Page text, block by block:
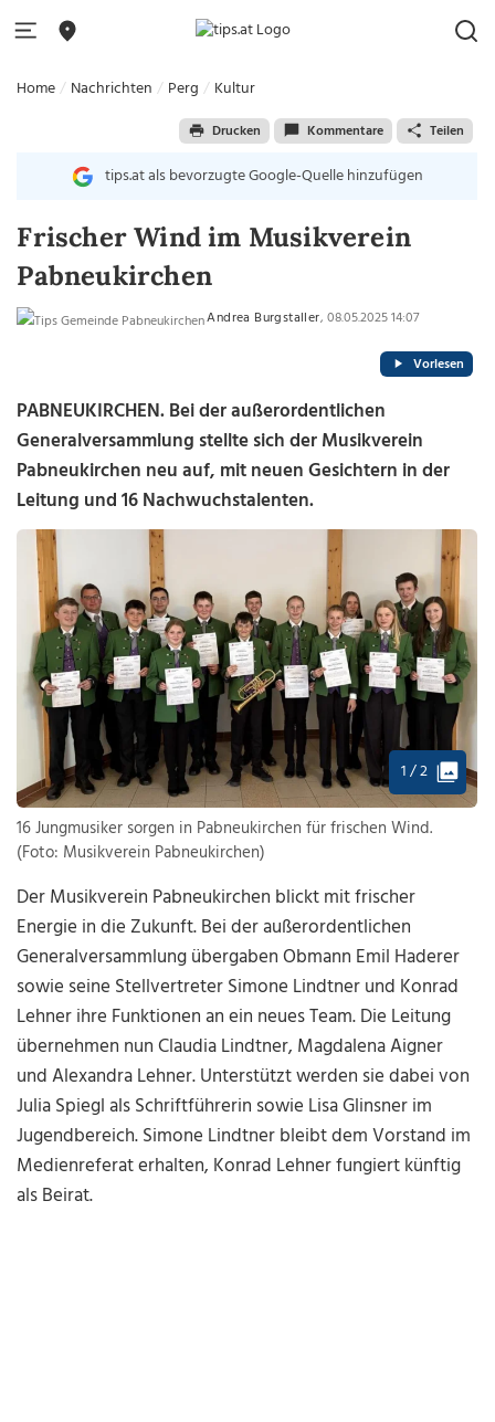
Home Nachrichten Perg Kultur
Drucken Kommentare Teilen
tips.at als bevorzugte Google-Quelle hinzufügen
Frischer Wind im Musikverein
Pabneukirchen
Andrea Burgstaller, 08.05.2025 14:07
Vorlesen
PABNEUKIRCHEN. Bei der außerordentlichen
Generalversammlung stellte sich der Musikverein
Pabneukirchen neu auf, mit neuen Gesichtern in der
Leitung und 16 Nachwuchstalenten.
1 / 2
16 Jungmusiker sorgen in Pabneukirchen für frischen Wind.
(Foto: Musikverein Pabneukirchen)
Der Musikverein Pabneukirchen blickt mit frischer
Energie in die Zukunft. Bei der außerordentlichen
Generalversammlung übergaben Obmann Emil Haderer
sowie seine Stellvertreter Simone Lindtner und Konrad
Lehner ihre Funktionen an ein neues Team. Die Leitung
übernehmen nun Claudia Lindtner, Magdalena Aigner
und Alexandra Lehner. Unterstützt werden sie dabei von
Julia Spiegl als Schriftführerin sowie Lisa Glinsner im
Jugendbereich. Simone Lindtner bleibt dem Vorstand im
Medienreferat erhalten, Konrad Lehner fungiert künftig
als Beirat.